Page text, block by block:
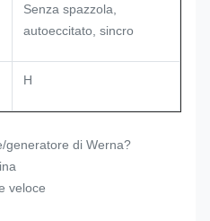
Senza spazzola,
autoeccitato, sincro
H
generatore di Werna?
veloce